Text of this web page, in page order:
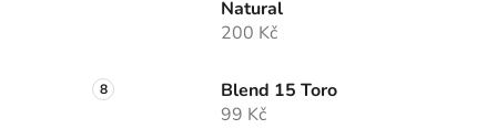
Natural
200 Kč
Blend 15 Toro
99 Kč